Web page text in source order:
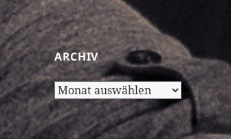
ARCHIV
Archiv